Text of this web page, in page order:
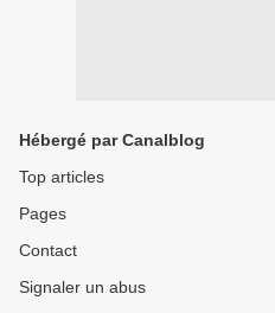
Hébergé par Canalblog
Top articles
Pages
Contact
Signaler un abus